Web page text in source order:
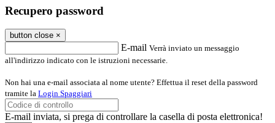
Recupero password
button close ×
E-mail Verrà inviato un messaggio
all'indirizzo indicato con le istruzioni necessarie.
Non hai una e-mail associata al nome utente? Effettua il reset della password
tramite la Login Spaggiari
E-mail inviata, si prega di controllare la casella di posta elettronica!